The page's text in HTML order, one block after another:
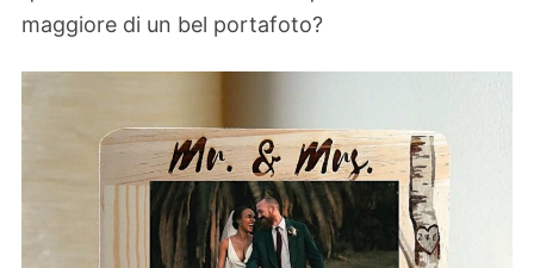
maggiore di un bel portafoto?